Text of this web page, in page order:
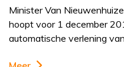
Minister Van
hoopt voor 1 december
automatische verlening